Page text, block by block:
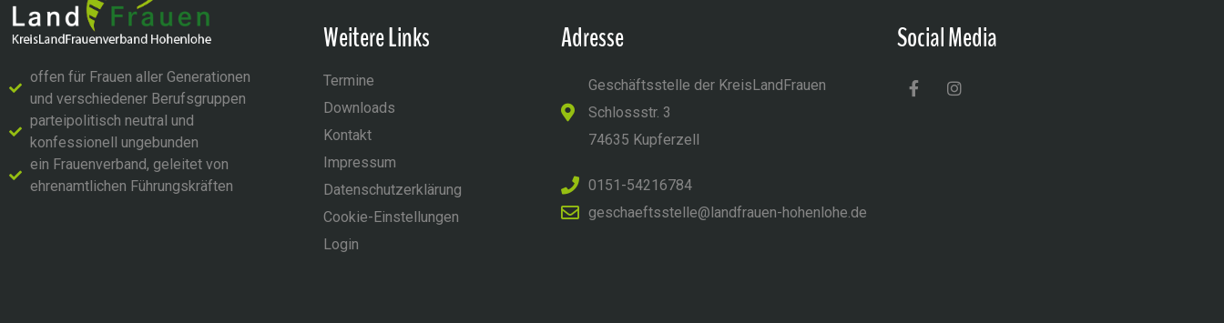
offen für Frauen aller Generationen
und verschiedener Berufsgruppen
parteipolitisch neutral und
konfessionell ungebunden
ein Frauenverband, geleitet von
ehrenamtlichen Führungskräften
Weitere Links
Termine
Downloads
Kontakt
Impressum
Datenschutzerklärung
Cookie-Einstellungen
Login
Adresse
Geschäftsstelle der KreisLandFrauen
Schlossstr. 3
74635 Kupferzell
0151-54216784
geschaeftsstelle@landfrauen-hohenlohe.de
Social Media